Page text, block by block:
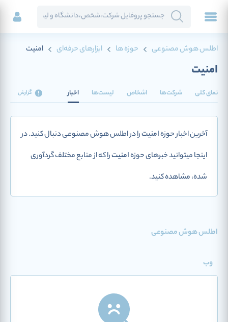
اطلس هوش مصنوعی حوزه ها ابزارهای حرفه‌ای امنیت
امنیت
نمای کلی شرکت‌ها اشخاص لیست‌ها اخبار گزارش
آخرین اخبار حوزهامنیترا در اطلس هوش مصنوعی دنبال کنید. در
اینجا میتوانید خبرهای حوزهامنیترا که از منابع مختلف گردآوری
شده، مشاهده کنید.
اطلس هوش مصنوعی
وب